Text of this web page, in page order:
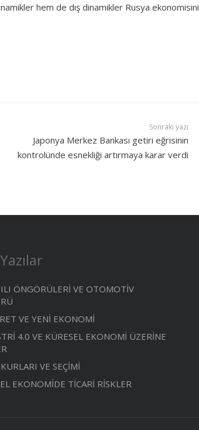
hem de dış dinamikler Rusya ekonomisini
Sonraki yazı
Japonya Merkez Bankası getiri eğrisinin
kontrolünde esnekliği artırmaya karar verdi
ÖNGÖRÜLERİ VE OTOMOTİV
VE YENİ EKONOMİ
4.0 VE KÜRESEL EKONOMİ ÜZERİNE
VE SEÇİMİ
EKONOMİDE TİCARİ RİSKLER